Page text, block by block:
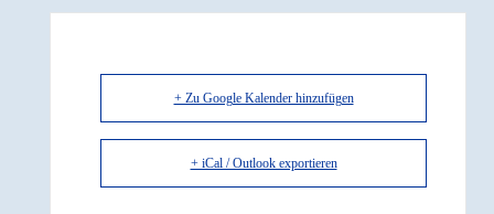
+ Zu Google Kalender hinzufügen
+ iCal / Outlook exportieren